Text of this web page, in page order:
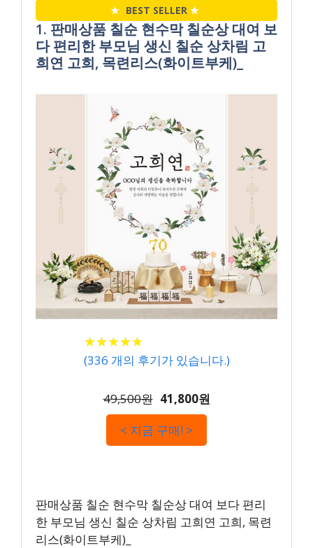
★ BEST SELLER ★
1. 판매상품 칠순 현수막 칠순상 대여 보
다 편리한 부모님 생신 칠순 상차림 고
희연 고희, 목련리스(화이트부케)_
★★★★★
★★★★★
(336 개의 후기가 있습니다.)
49,500원 41,800원
< 지금 구매! >
판매상품 칠순 현수막 칠순상 대여 보다 편리
한 부모님 생신 칠순 상차림 고희연 고희, 목련
리스(화이트부케)_